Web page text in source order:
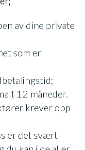
av dine private
som er
12 måneder.
krever opp
er det svært